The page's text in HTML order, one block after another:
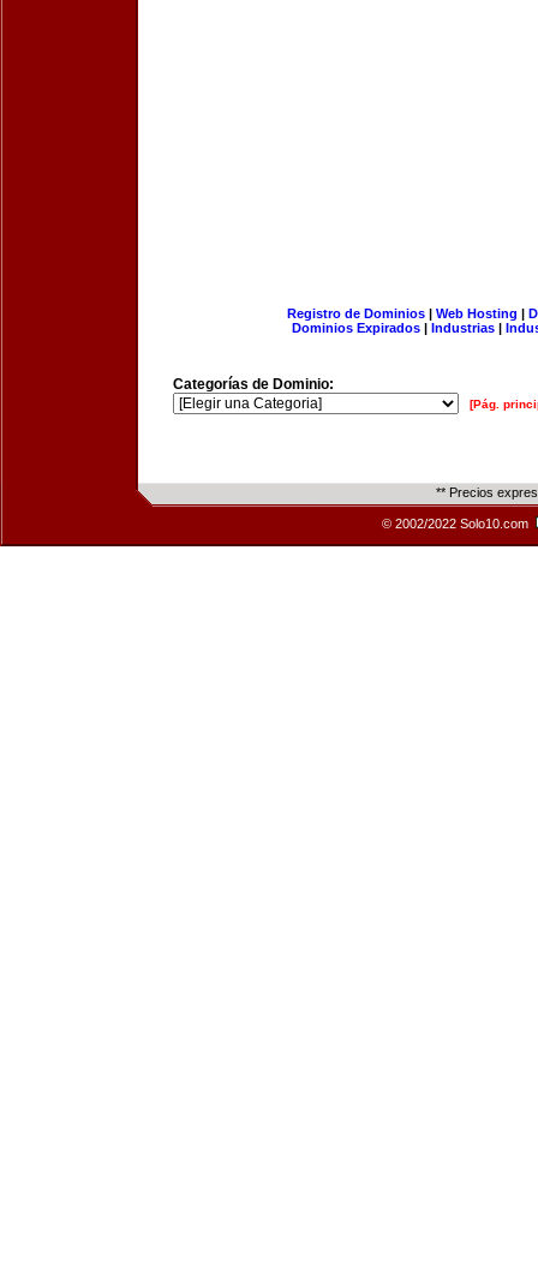
Registro de Dominios| Web Hosting |
Dominios Expirados | Industrias |
Categorías de Dominio:
[Pág.
** Precios
© 2002/2022 Solo10.com